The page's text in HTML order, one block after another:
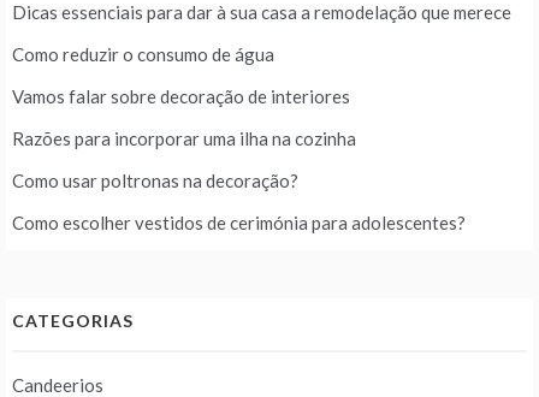
Dicas essenciais para dar à sua casa a remodelação que merece
Como reduzir o consumo de água
Vamos falar sobre decoração de interiores
Razões para incorporar uma ilha na cozinha
Como usar poltronas na decoração?
Como escolher vestidos de cerimónia para adolescentes?
CATEGORIAS
Candeerios